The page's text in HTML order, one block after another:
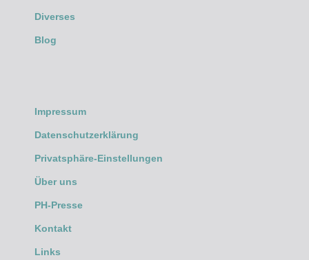
Diverses
Blog
Impressum
Datenschutzerklärung
Privatsphäre-Einstellungen
Über uns
PH-Presse
Kontakt
Links